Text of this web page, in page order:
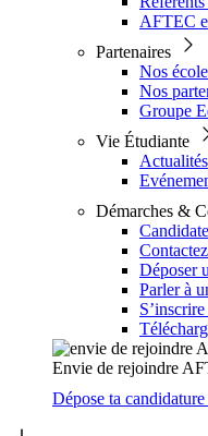
AFTEC
Partenaires
Nos
Nos
Groupe
Vie Étudiante
Actualités
Démarches &
Déposer
Parler à
Envie de rejoindre
Dépose ta candidature